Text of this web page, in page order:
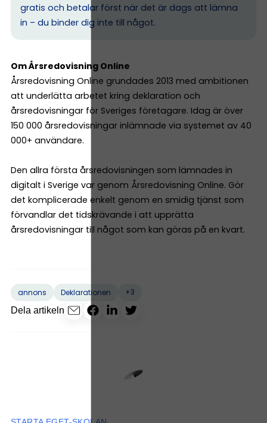
gratis och betalar först när det är dags att lämna
in – du binder dig inte till något.
Om Årsredovisning Online
Årsredovisning Online grundades 2013 med ambitionen
att underlätta arbetet kring deklaration och
årsredovisningar för Sveriges företagare. Idag är över
150 000 årsredovisningar inlämnade via systemet av 40
000+ användare.
Den allra första årsredovisningen som lämnades in
digitalt i Sverige var genom Årsredovisning Online. Gör
det komplicerade enkelt genom en smidig tjänst som
förvandlar det tidskrävande i att upprätta
årsredovisningar till något som kan göras på en kvart.
annons Deklarationen
+3
Dela artikeln